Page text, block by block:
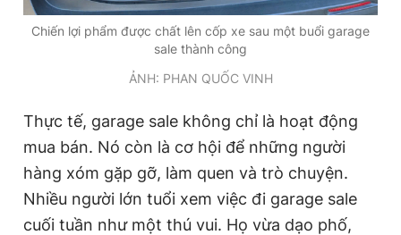
Chiến lợi phẩm được chất lên cốp xe sau một buổi garage
sale thành công
ẢNH: PHAN QUỐC VINH
Thực tế, garage sale không chỉ là hoạt động
mua bán. Nó còn là cơ hội để những người
hàng xóm gặp gỡ, làm quen và trò chuyện.
Nhiều người lớn tuổi xem việc đi garage sale
cuối tuần như một thú vui. Họ vừa dạo phố,